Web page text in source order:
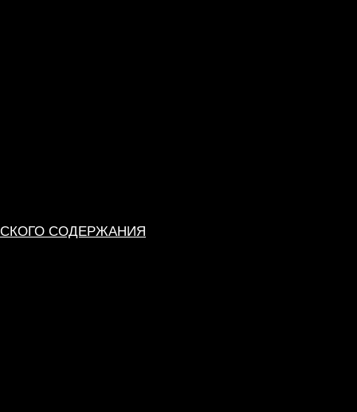
СОДЕРЖАНИЯ